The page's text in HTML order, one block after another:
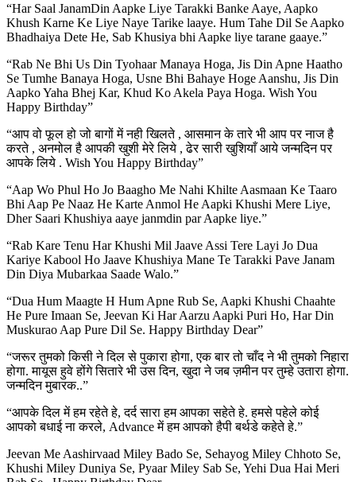
“Har Saal JanamDin Aapke Liye Tarakki Banke Aaye, Aapko
Khush Karne Ke Liye Naye Tarike laaye. Hum Tahe Dil Se Aapko
Bhadhaiya Dete He, Sab Khusiya bhi Aapke liye tarane gaaye.”
“Rab Ne Bhi Us Din Tyohaar Manaya Hoga, Jis Din Apne Haatho
Se Tumhe Banaya Hoga, Usne Bhi Bahaye Hoge Aanshu, Jis Din
Aapko Yaha Bhej Kar, Khud Ko Akela Paya Hoga. Wish You
Happy Birthday”
“आप वो फूल हो जो बागों में नही खिलते , आसमान के तारे भी आप पर नाज है
करते , अनमोल है आपकी खुशी मेरे लिये , ढेर सारी खुशियाँ आये जन्मदिन पर
आपके लिये . Wish You Happy Birthday”
“Aap Wo Phul Ho Jo Baagho Me Nahi Khilte Aasmaan Ke Taaro
Bhi Aap Pe Naaz He Karte Anmol He Aapki Khushi Mere Liye,
Dher Saari Khushiya aaye janmdin par Aapke liye.”
“Rab Kare Tenu Har Khushi Mil Jaave Assi Tere Layi Jo Dua
Kariye Kabool Ho Jaave Khushiya Mane Te Tarakki Pave Janam
Din Diya Mubarkaa Saade Walo.”
“Dua Hum Maagte H Hum Apne Rub Se, Aapki Khushi Chaahte
He Pure Imaan Se, Jeevan Ki Har Aarzu Aapki Puri Ho, Har Din
Muskurao Aap Pure Dil Se. Happy Birthday Dear”
“जरूर तुमको किसी ने दिल से पुकारा होगा, एक बार तो चाँद ने भी तुमको निहारा
होगा. मायूस हुवे होंगे सितारे भी उस दिन, खुदा ने जब ज़मीन पर तुम्हे उतारा होगा.
जन्मदिन मुबारक..”
“आपके दिल में हम रहेते हे, दर्द सारा हम आपका सहेते हे. हमसे पहेले कोई
आपको बधाई ना करले, Advance में हम आपको हैपी बर्थडे कहेते हे.”
Jeevan Me Aashirvaad Miley Bado Se, Sehayog Miley Chhoto Se,
Khushi Miley Duniya Se, Pyaar Miley Sab Se, Yehi Dua Hai Meri